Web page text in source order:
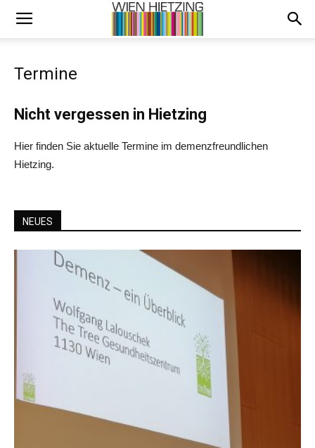
Termine
Nicht vergessen in Hietzing
Hier finden Sie aktuelle Termine im demenzfreundlichen
Hietzing.
NEUES